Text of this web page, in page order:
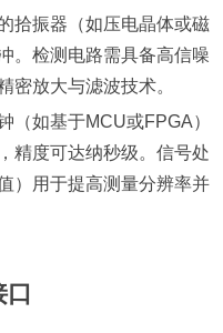
拾振器（如压电晶体或磁
。检测电路需具备高信噪
密放大与滤波技术。
（如基于MCU或FPGA）
精度可达纳秒级。信号处
）用于提高测量分辨率并